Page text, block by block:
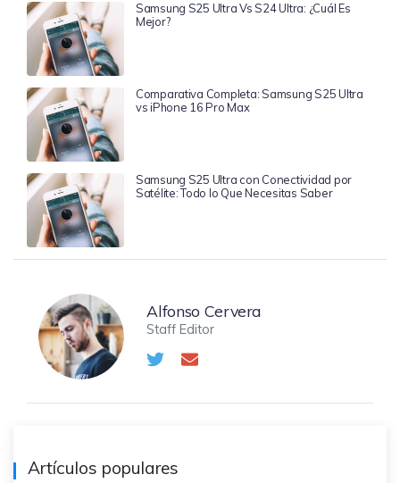
Samsung S25 Ultra Vs S24 Ultra: ¿Cuál Es
Mejor?
Comparativa Completa: Samsung S25 Ultra
vs iPhone 16 Pro Max
Samsung S25 Ultra con Conectividad por
Satélite: Todo lo Que Necesitas Saber
Alfonso Cervera
Staff Editor
Artículos populares